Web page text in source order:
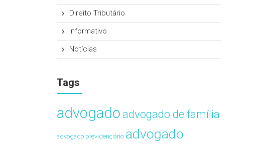
Direito Tributário
Informativo
Notícias
Tags
advogado advogado de família
advogado previdenciário advogado